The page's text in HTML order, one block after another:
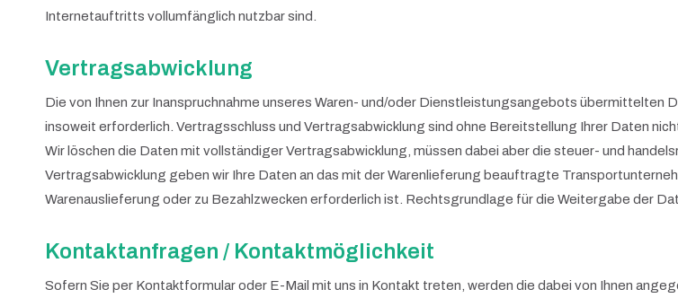
Internetauftritts vollumfänglich nutzbar sind.
Vertragsabwicklung
Die von Ihnen zur Inanspruchnahme unseres Waren- und/oder Dienstleistungsangebots übermittelten
insoweit erforderlich. Vertragsschluss und Vertragsabwicklung sind ohne Bereitstellung Ihrer Daten
Wir löschen die Daten mit vollständiger Vertragsabwicklung, müssen dabei aber die steuer- und
Vertragsabwicklung geben wir Ihre Daten an das mit der Warenlieferung beauftragte
Warenauslieferung oder zu Bezahlzwecken erforderlich ist. Rechtsgrundlage für die Weitergabe der
Kontaktanfragen / Kontaktmöglichkeit
Sofern Sie per Kontaktformular oder E-Mail mit uns in Kontakt treten, werden die dabei von Ihnen